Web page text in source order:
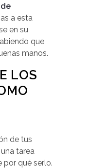
a esta
en su
que
manos.
LOS
de tus
tarea
por qué serlo.